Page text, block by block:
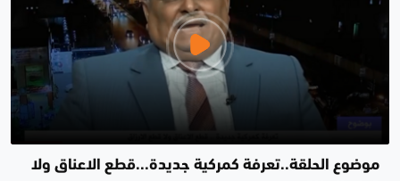
موضوع الحلقة..تعرفة كمركية جديدة...قطع الاعناق ولا